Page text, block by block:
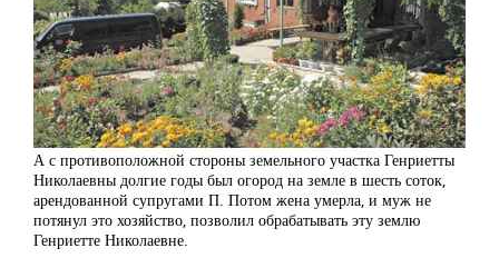
А с противоположной стороны земельного участка Генриетты
Николаевны долгие годы был огород на земле в шесть соток,
арендованной супругами П. Потом жена умерла, и муж не
потянул это хозяйство, позволил обрабатывать эту землю
Генриетте Николаевне.